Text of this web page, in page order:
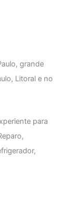
grande
Litoral e no
para